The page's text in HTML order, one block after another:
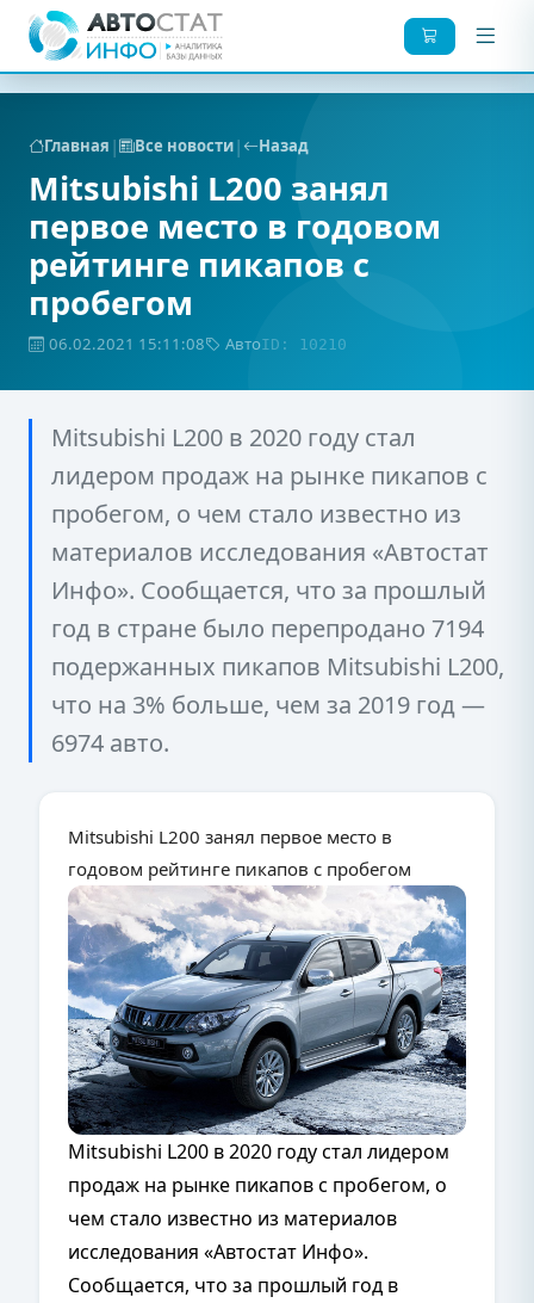
Главная | Все новости| Назад
Mitsubishi L200 занял
первое место в годовом
рейтинге пикапов с
пробегом
06.02.2021 15:11:08 АвтоID: 10210
Mitsubishi L200 в 2020 году стал
лидером продаж на рынке пикапов с
пробегом, о чем стало известно из
материалов исследования «Автостат
Инфо». Сообщается, что за прошлый
год в стране было перепродано 7194
подержанных пикапов Mitsubishi L200,
что на 3% больше, чем за 2019 год —
6974 авто.
Mitsubishi L200 занял первое место в
годовом рейтинге пикапов с пробегом
Mitsubishi L200 в 2020 году стал лидером
продаж на рынке пикапов с пробегом, о
чем стало известно из материалов
исследования «Автостат Инфо».
Сообщается, что за прошлый год в